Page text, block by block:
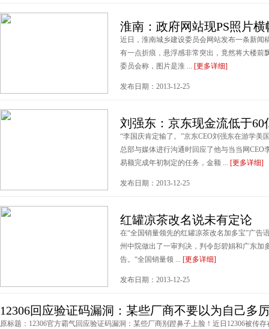
淮南：政府网站现PS照片
近日，淮南城乡建设委员会网站发布一条新闻
有一点折痕，悬浮感非常突出，竟然将大楼前
委员会称，图片是淮 ... [更多详细]
发布日期：2013-12-25
刘强东：京东现金流低于60
“李国庆肯定输了。”京东CEO刘强东在游学美
总部与媒体进行沟通时回应了他与当当网CEO
易额完成年初制定的任务，金额 ... [更多详细]
发布日期：2013-12-25
红罐凉茶改名说未有定论
在“全国销量领先的红罐凉茶改名加多宝”广告
州中院做出了一审判决，判令彭碧娟和广东加
告。“全国销量领 ... [更多详细]
发布日期：2013-12-25
12306回应验证码漏洞：某些厂商不要以为自己多
原标题：12306官方霸气回应验证码漏洞：某些厂商别蹬鼻子上脸！近日12306被传